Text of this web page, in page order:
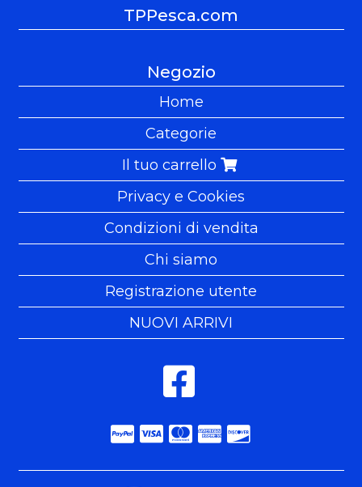
TPPesca.com
Negozio
Home
Categorie
Il tuo carrello
Privacy e Cookies
Condizioni di vendita
Chi siamo
Registrazione utente
NUOVI ARRIVI